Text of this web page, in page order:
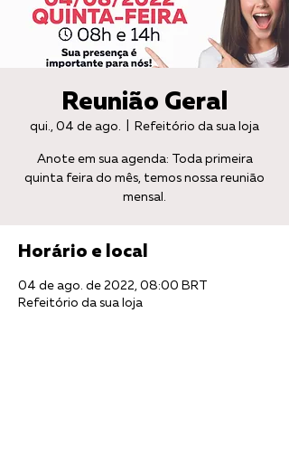
Reunião Geral
qui., 04 de ago. Refeitório da sua loja
Anote em sua agenda: Toda primeira
quinta feira do mês, temos nossa reunião
mensal.
Horário e local
04 de ago. de 2022, 08:00 BRT
Refeitório da sua loja